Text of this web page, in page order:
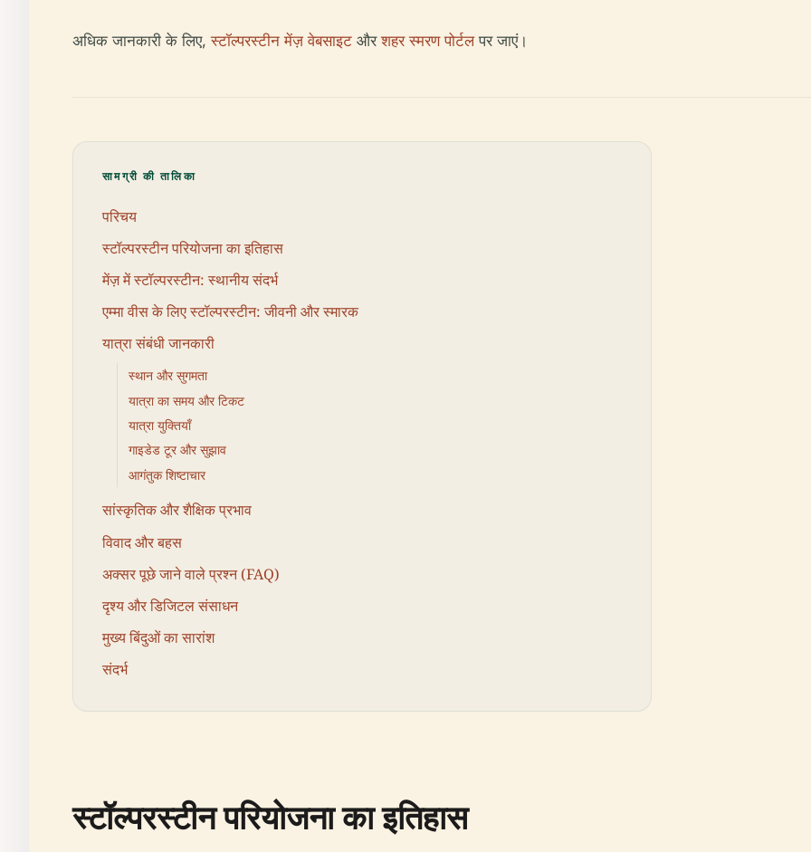
अधिक जानकारी के लिए,स्टॉल्परस्टीन मेंज़ वेबसाइट औरशहर स्मरण पोर्टलपर जाएं।
सामग्री की तालिका
परिचय
स्टॉल्परस्टीन परियोजना का इतिहास
मेंज़ में स्टॉल्परस्टीन: स्थानीय संदर्भ
एम्मा वीस के लिए स्टॉल्परस्टीन: जीवनी और स्मारक
यात्रा संबंधी जानकारी
स्थान और सुगमता
यात्रा का समय और टिकट
यात्रा युक्तियाँ
गाइडेड टूर और सुझाव
आगंतुक शिष्टाचार
सांस्कृतिक और शैक्षिक प्रभाव
विवाद और बहस
अक्सर पूछे जाने वाले प्रश्न (FAQ)
दृश्य और डिजिटल संसाधन
मुख्य बिंदुओं का सारांश
संदर्भ
स्टॉल्परस्टीन परियोजना का इतिहास